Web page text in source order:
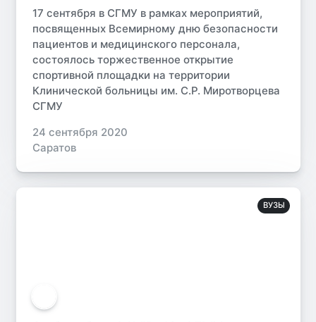
17 сентября в СГМУ в рамках мероприятий,
посвященных Всемирному дню безопасности
пациентов и медицинского персонала,
состоялось торжественное открытие
спортивной площадки на территории
Клинической больницы им. С.Р. Миротворцева
СГМУ
24 сентября 2020
Саратов
ВУЗЫ